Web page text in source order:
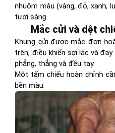
nhuộm màu (vàng, đỏ, xanh,
tươi sáng.
Mắc cửi và dệt
Khung cửi được mắc đơn
trên, điều khiển sợi lác và
phẳng, thẳng và đều tay.
Một tấm chiếu hoàn chỉnh
bền màu.